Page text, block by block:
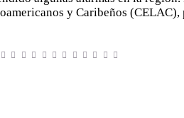
y Caribeños